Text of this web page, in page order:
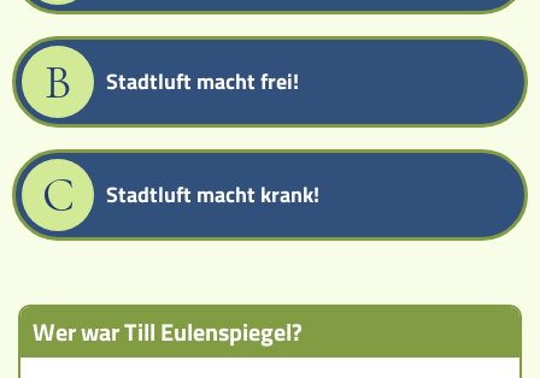
B Stadtluft macht frei!
C Stadtluft macht krank!
Wer war Till Eulenspiegel?